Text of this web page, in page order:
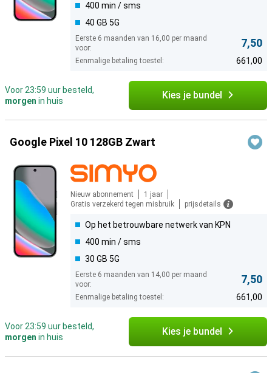
400 min / sms
40 GB 5G
Eerste 6 maanden van 16,00 per maand
voor:
7,50
Eenmalige betaling toestel: 661,00
Voor 23:59 uur besteld,
morgen in huis Kies je bundel
Google Pixel 10 128GB Zwart
Nieuw abonnement
1 jaar
Gratis verzekerd tegen misbruik
prijsdetails
Op het betrouwbare netwerk van KPN
400 min / sms
30 GB 5G
Eerste 6 maanden van 14,00 per maand
voor:
7,50
Eenmalige betaling toestel: 661,00
Voor 23:59 uur besteld,
morgen in huis Kies je bundel